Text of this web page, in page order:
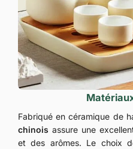
Fabriqué en céramique de
chinois assure une
et des arômes. Le choix